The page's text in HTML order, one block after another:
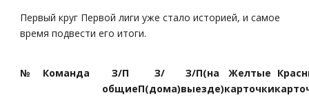
Первый круг Первой лиги уже стало историей, и самое
время подвести его итоги.
№ Команда
З/П
общие
З/
П(дома)
З/П(на
выезде)
Желтые
карточки